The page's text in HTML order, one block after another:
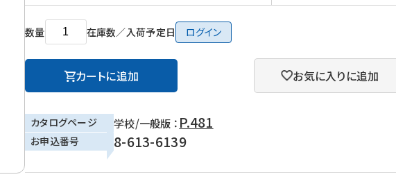
数量 在庫数／入荷予定日 ログイン
カートに追加 お気に入りに追加
カタログページ 学校/一般版 ： P.481
お申込番号 8-613-6139